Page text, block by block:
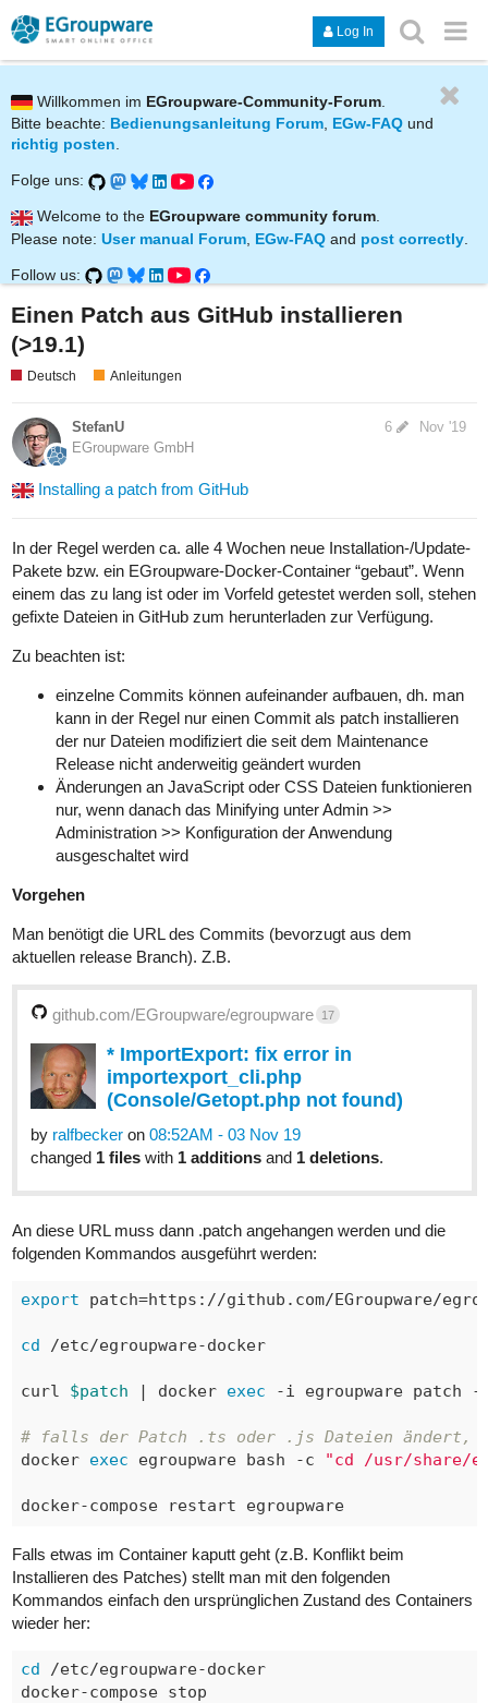
Log In
Willkommen im EGroupware-Community-Forum
Bitte beachte: Bedienungsanleitung Forum, EGw-FAQ und
richtig posten.
Folge uns:
Welcome to the EGroupware community forum.
Please note: User manual Forum EGw-FAQ and post correctly
Follow us:
Einen Patch aus GitHub installieren
(>19.1)
Deutsch Anleitungen
StefanU
EGroupware GmbH
Nov '19
6
Installing a patch from GitHub
In der Regel werden ca. alle 4 Wochen neue Installation-/Update-
Pakete bzw. ein EGroupware-Docker-Container “gebaut”. Wenn
einem das zu lang ist oder im Vorfeld getestet werden soll, stehen
gefixte Dateien in GitHub zum herunterladen zur Verfügung.
Zu beachten ist:
einzelne Commits können aufeinander aufbauen, dh. man
kann in der Regel nur einen Commit als patch installieren
der nur Dateien modifiziert die seit dem Maintenance
Release nicht anderweitig geändert wurden
Änderungen an JavaScript oder CSS Dateien funktionieren
nur, wenn danach das Minifying unter Admin >>
Administration >> Konfiguration der Anwendung
ausgeschaltet wird
Vorgehen
Man benötigt die URL des Commits (bevorzugt aus dem
aktuellen release Branch). Z.B.
github.com/EGroupware/egroupware 17
* ImportExport: fix error in
importexport_cli.php
(Console/Getopt.php not found)
by ralfbecker on 08:52AM - 03 Nov 19
changed 1 files with 1 additions and 1 deletions.
An diese URL muss dann .patch angehangen werden und die
folgenden Kommandos ausgeführt werden:
export patch=https://github.com/EGroupware/
cd /etc/egroupware-docker
curl $patch | docker exec -i egroupware patch -
# falls der Patch .ts oder .js Dateien ändert,
docker exec egroupware bash -c "cd /usr/share/
docker-compose restart egroupware
Falls etwas im Container kaputt geht (z.B. Konflikt beim
Installieren des Patches) stellt man mit den folgenden
Kommandos einfach den ursprünglichen Zustand des Containers
wieder her:
cd /etc/egroupware-docker
docker-compose stop